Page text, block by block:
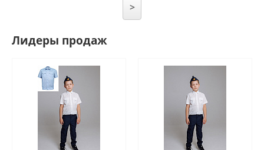
>
Лидеры продаж